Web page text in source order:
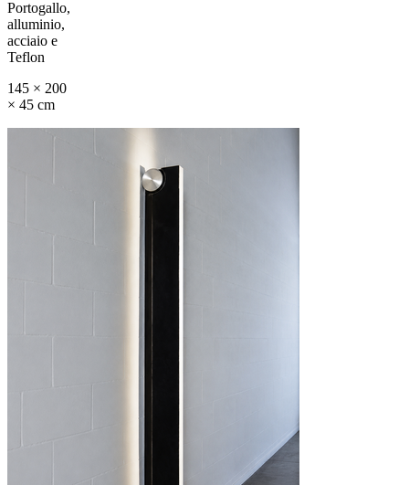
Portogallo,
alluminio,
acciaio e
Teflon
145 × 200
× 45 cm